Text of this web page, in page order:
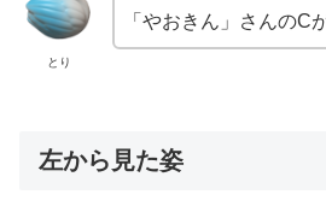
とり
「やおきん」さんのC
左から見た姿